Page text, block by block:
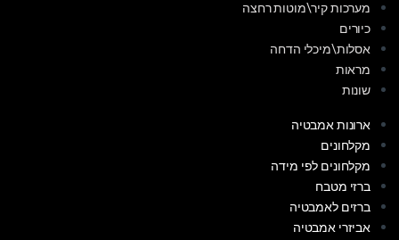
מערכות קיר\מוטות רחצה
כיורים
אסלות\מיכלי הדחה
מראות
שונות
ארונות אמבטיה
מקלחונים
מקלחונים לפי מידה
ברזי מטבח
ברזים לאמבטיה
אביזרי אמבטיה